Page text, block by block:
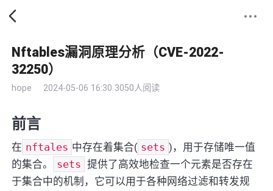
Nftables漏洞原理分析（CVE-2022-
32250）
hope 2024-05-06 16:30 3050人阅读
前言
在 nftales 中存在着集合( sets )，用于存储唯一值
的集合。
sets 提供了高效地检查一个元素是否存在
于集合中的机制，它可以用于各种网络过滤和转发规